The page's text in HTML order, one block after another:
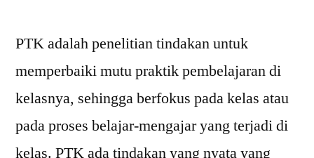
PTK adalah penelitian tindakan untuk
memperbaiki mutu praktik pembelajaran di
kelasnya, sehingga berfokus pada kelas atau
pada proses belajar-mengajar yang terjadi di
kelas. PTK ada tindakan yang nyata yang